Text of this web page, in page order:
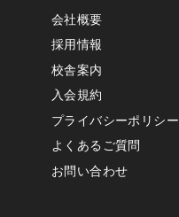
会社概要
採用情報
校舎案内
入会規約
プライバシーポリシー
よくあるご質問
お問い合わせ